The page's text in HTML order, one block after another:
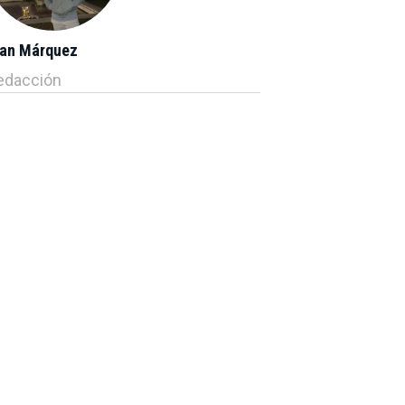
Márquez